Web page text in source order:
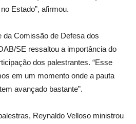
Estado”, afirmou.
da Comissão de Defesa dos
SE ressaltou a importância do
dos palestrantes. “Esse
em um momento onde a pauta
avançado bastante”.
Reynaldo Velloso ministrou